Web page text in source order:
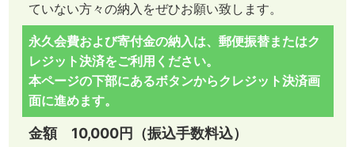
ていない方々の納入をぜひお願い致します。
永久会費および寄付金の納入は、郵便振替またはク
レジット決済をご利用ください。
本ページの下部にあるボタンからクレジット決済画
面に進めます。
金額 10,000円（振込手数料込）